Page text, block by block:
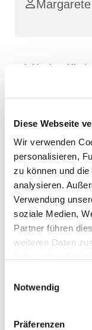
Diese Webseite
Wir verwenden
personalisieren,
zu können und
analysieren.
Verwendung
soziale Medien,
Partner führen
weiteren Daten
Notwendig
Präferenzen
Inklusiver